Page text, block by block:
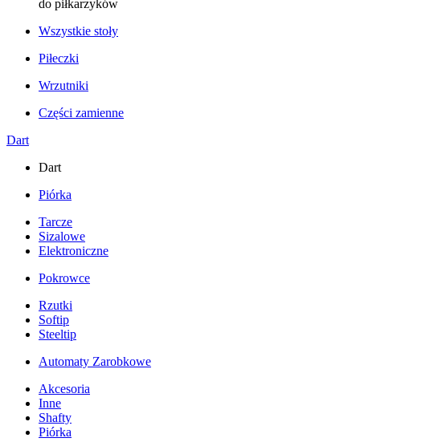
do piłkarzyków
Wszystkie stoły
Piłeczki
Wrzutniki
Części zamienne
Dart
Dart
Piórka
Tarcze
Sizalowe
Elektroniczne
Pokrowce
Rzutki
Softip
Steeltip
Automaty Zarobkowe
Akcesoria
Inne
Shafty
Piórka